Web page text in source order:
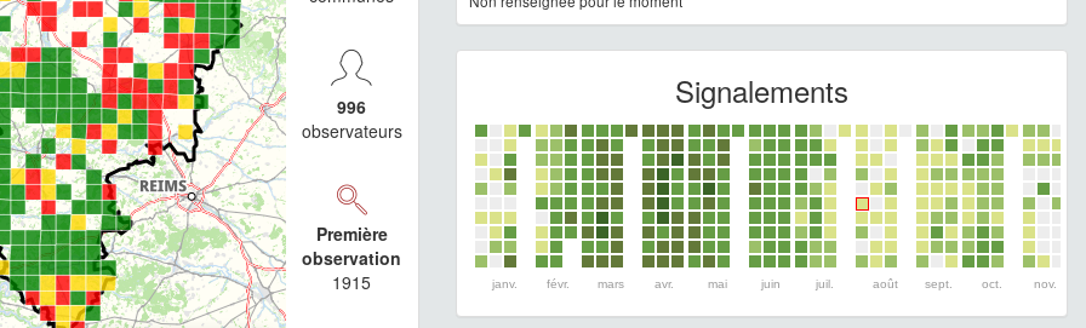
996
observateurs
Première
observation
1915
Signalements
janv. févr. mars avr. mai juin juil. août sept. oct. nov.